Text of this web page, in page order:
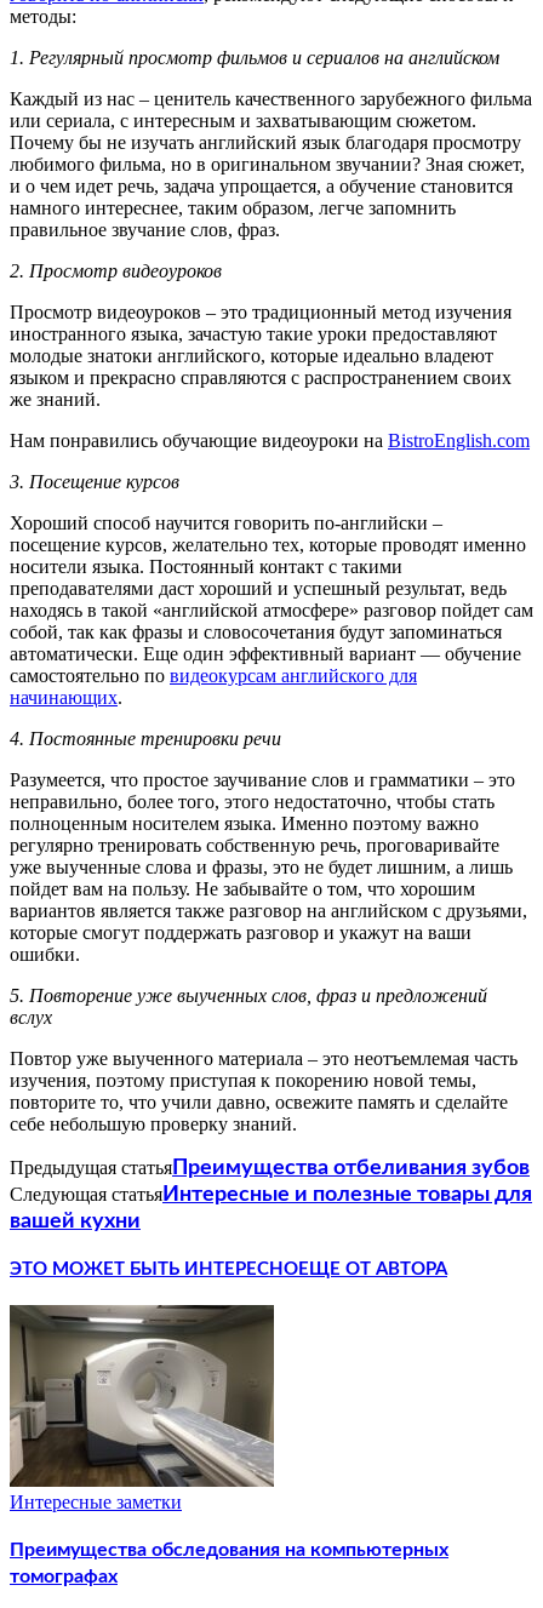
методы:
1. Регулярный просмотр фильмов и сериалов на английском
Каждый из нас – ценитель качественного зарубежного фильма
или сериала, с интересным и захватывающим сюжетом.
Почему бы не изучать английский язык благодаря просмотру
любимого фильма, но в оригинальном звучании? Зная сюжет,
и о чем идет речь, задача упрощается, а обучение становится
намного интереснее, таким образом, легче запомнить
правильное звучание слов, фраз.
2. Просмотр видеоуроков
Просмотр видеоуроков – это традиционный метод изучения
иностранного языка, зачастую такие уроки предоставляют
молодые знатоки английского, которые идеально владеют
языком и прекрасно справляются с распространением своих
же знаний.
Нам понравились обучающие видеоуроки на BistroEnglish.com
3. Посещение курсов
Хороший способ научится говорить по-английски –
посещение курсов, желательно тех, которые проводят именно
носители языка. Постоянный контакт с такими
преподавателями даст хороший и успешный результат, ведь
находясь в такой «английской атмосфере» разговор пойдет сам
собой, так как фразы и словосочетания будут запоминаться
автоматически. Еще один эффективный вариант — обучение
самостоятельно по видеокурсам английского для
начинающих.
4. Постоянные тренировки речи
Разумеется, что простое заучивание слов и грамматики – это
неправильно, более того, этого недостаточно, чтобы стать
полноценным носителем языка. Именно поэтому важно
регулярно тренировать собственную речь, проговаривайте
уже выученные слова и фразы, это не будет лишним, а лишь
пойдет вам на пользу. Не забывайте о том, что хорошим
вариантов является также разговор на английском с друзьями,
которые смогут поддержать разговор и укажут на ваши
ошибки.
5. Повторение уже выученных слов, фраз и предложений
вслух
Повтор уже выученного материала – это неотъемлемая часть
изучения, поэтому приступая к покорению новой темы,
повторите то, что учили давно, освежите память и сделайте
себе небольшую проверку знаний.
Предыдущая статья Преимущества отбеливания зубов
Следующая статьяИнтересные и полезные товары для
вашей кухни
ЭТО МОЖЕТ БЫТЬ ИНТЕРЕСНО ЕЩЕ ОТ АВТОРА
Интересные заметки
Преимущества обследования на компьютерных
томографах